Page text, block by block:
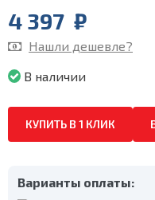
4 397 ₽
Нашли дешевле?
В наличии
КУПИТЬ В 1 КЛИК
Варианты оплаты: